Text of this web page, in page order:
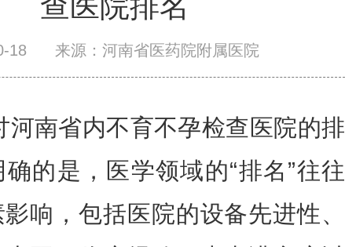
18 来源：河南省医药院附属医院
省内不育不孕检查医院的排
的是，医学领域的“排名”往往
响，包括医院的设备先进性、